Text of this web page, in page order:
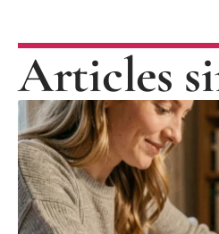
Articles